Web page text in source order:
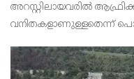
അറസ്റ്റിലായവരില്‍
വനിതകളാണുള്ളതെന്ന്